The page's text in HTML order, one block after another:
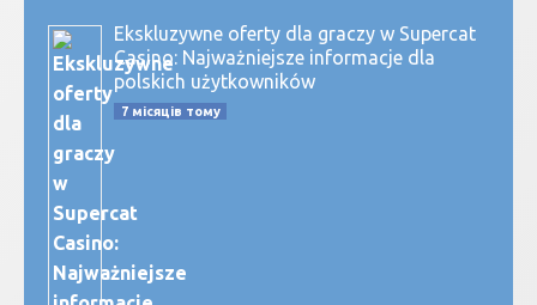
Ekskluzywne oferty dla graczy w Supercat
Casino: Najważniejsze informacje dla
polskich użytkowników
7 місяців тому